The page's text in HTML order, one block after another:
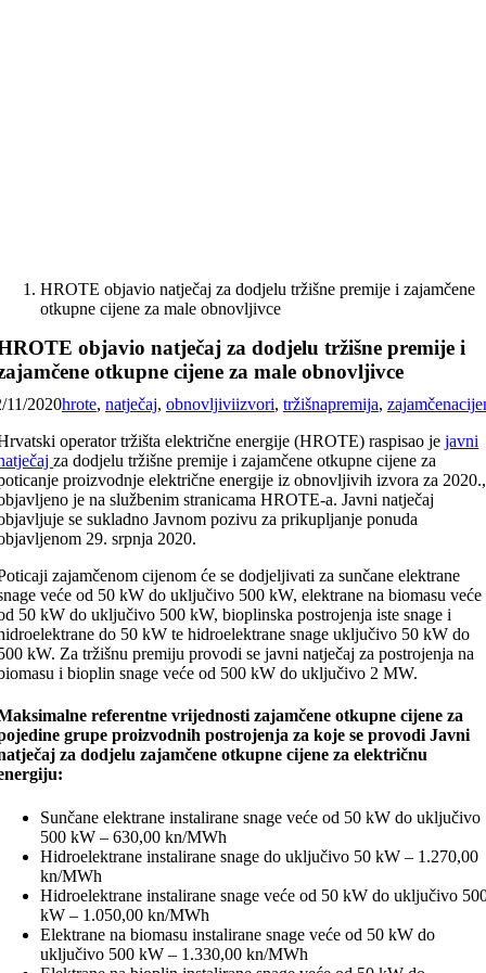
HROTE objavio natječaj za dodjelu tržišne premije i zajamčene
otkupne cijene za male obnovljivce
objavio natječaj za dodjelu tržišne premije i
otkupne cijene za male obnovljivce
11/2020hrote, natječaj, obnovljiviizvori, tržišnapremija,
operator tržišta električne energije (HROTE) raspisao jejavni
za dodjelu tržišne premije i zajamčene otkupne cijene za
proizvodnje električne energije iz obnovljivih izvora za 2020.,
je na službenim stranicama HROTE-a. Javni natječaj
se sukladno Javnom pozivu za prikupljanje ponuda
29. srpnja 2020.
zajamčenom cijenom će se dodjeljivati za sunčane elektrane
veće od 50 kW do uključivo 500 kW, elektrane na biomasu veće
50 kW do uključivo 500 kW, bioplinska postrojenja iste snage i
do 50 kW te hidroelektrane snage uključivo 50 kW do
kW. Za tržišnu premiju provodi se javni natječaj za postrojenja na
i bioplin snage veće od 500 kW do uključivo 2 MW.
referentne vrijednosti zajamčene otkupne cijene za
grupe proizvodnih postrojenja za koje se provodi Javni
za dodjelu zajamčene otkupne cijene za električnu
Sunčane elektrane instalirane snage veće od 50 kW do uključivo
500 kW – 630,00 kn/MWh
Hidroelektrane instalirane snage do uključivo 50 kW – 1.270,00
kn/MWh
Hidroelektrane instalirane snage veće od 50 kW do uključivo
kW – 1.050,00 kn/MWh
Elektrane na biomasu instalirane snage veće od 50 kW do
uključivo 500 kW – 1.330,00 kn/MWh